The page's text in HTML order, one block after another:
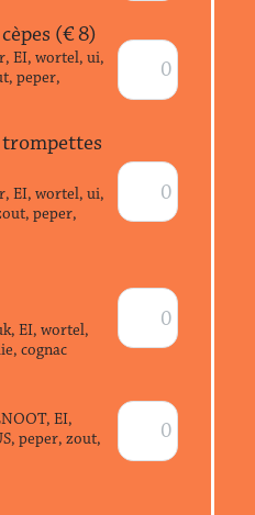
(€8)
EI, wortel, ui,
peper,
EI, wortel, ui,
peper,
EI, wortel,
cognac
EI,
peper, zout,